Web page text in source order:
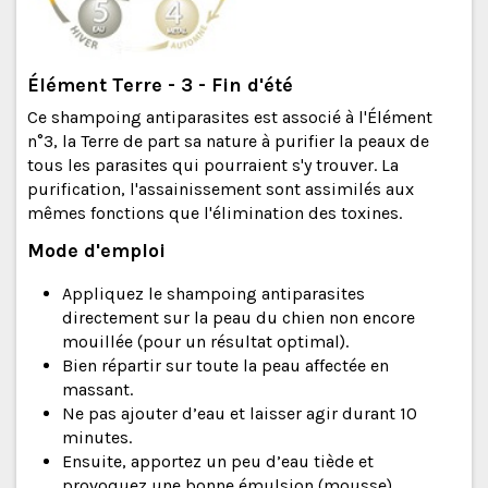
Élément Terre - 3 - Fin d'été
Ce shampoing antiparasites est associé à l'Élément
n°3, la Terre de part sa nature à purifier la peaux de
tous les parasites qui pourraient s'y trouver. La
purification, l'assainissement sont assimilés aux
mêmes fonctions que l'élimination des toxines.
Mode d'emploi
Appliquez le shampoing antiparasites
directement sur la peau du chien non encore
mouillée (pour un résultat optimal).
Bien répartir sur toute la peau affectée en
massant.
Ne pas ajouter d’eau et laisser agir durant 10
minutes.
Ensuite, apportez un peu d’eau tiède et